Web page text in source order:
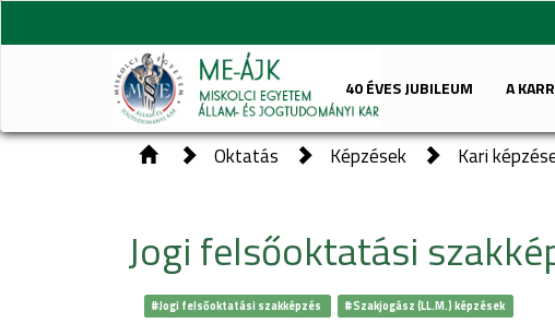
40 ÉVES JUBILEUM A
Oktatás Képzések Kari
Jogi felsőoktatási
#Jogi felsőoktatási szakképzés #Szakjogász (LL.M.) képzések